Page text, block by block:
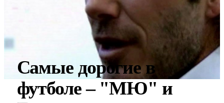
Самые дорогие в
футболе – "МЮ" и